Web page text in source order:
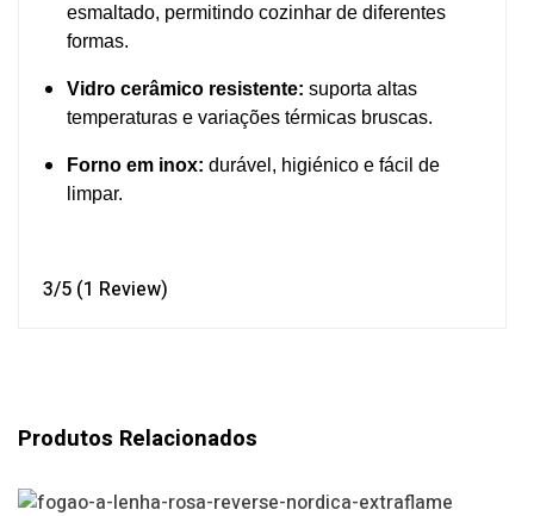
esmaltado, permitindo cozinhar de diferentes
formas.
Vidro cerâmico resistente: suporta altas
temperaturas e variações térmicas bruscas.
Forno em inox: durável, higiénico e fácil de
limpar.
3/5 (1 Review)
Produtos Relacionados